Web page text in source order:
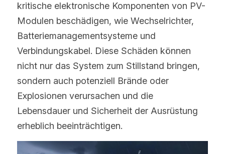
kritische elektronische Komponenten von PV-
Modulen beschädigen, wie Wechselrichter,
Batteriemanagementsysteme und
Verbindungskabel. Diese Schäden können
nicht nur das System zum Stillstand bringen,
sondern auch potenziell Brände oder
Explosionen verursachen und die
Lebensdauer und Sicherheit der Ausrüstung
erheblich beeinträchtigen.